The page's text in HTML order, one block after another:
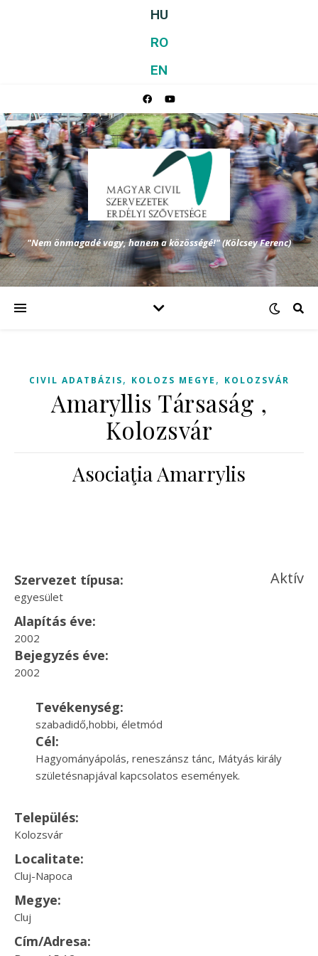
HU
RO
EN
"Nem önmagadé vagy, hanem a közösségé!" (Kölcsey Ferenc)
CIVIL ADATBÁZIS, KOLOZS MEGYE , KOLOZSVÁR
Amaryllis Társaság ,
Kolozsvár
Asociaţia Amarrylis
Szervezet típusa:
egyesület
Aktív
Alapítás éve:
2002
Bejegyzés éve:
2002
Tevékenység:
szabadidő,hobbi, életmód
Cél:
Hagyományápolás, reneszánsz tánc, Mátyás király
születésnapjával kapcsolatos események.
Település:
Kolozsvár
Localitate:
Cluj-Napoca
Megye:
Cluj
Cím/Adresa: